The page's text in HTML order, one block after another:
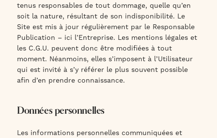
tenus responsables de tout dommage, quelle qu’en
soit la nature, résultant de son indisponibilité. Le
Site est mis à jour régulièrement par le Responsable
Publication – ici l’Entreprise. Les mentions légales et
les C.G.U. peuvent donc être modifiées à tout
moment. Néanmoins, elles s’imposent à l’Utilisateur
qui est invité à s’y référer le plus souvent possible
afin d’en prendre connaissance.
Données personnelles
Les informations personnelles communiquées et